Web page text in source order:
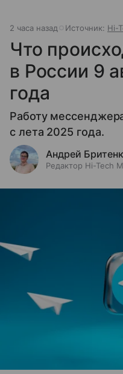
2 часа назад Источник: Hi-
Что
в России 9
года
Работу
с лета 2025 года.
Андрей
Редактор Hi-Tech